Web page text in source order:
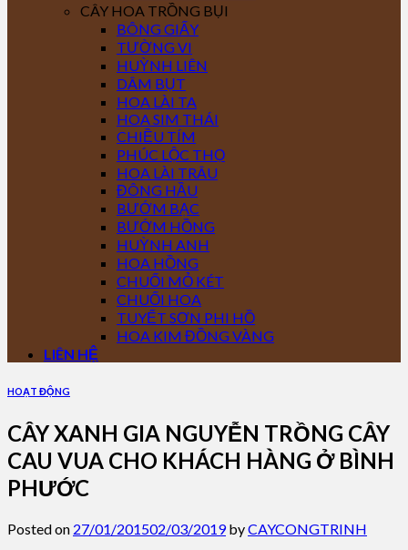
CÂY HOA TRỒNG BỤI
BÔNG GIẤY
TƯỜNG VI
HUỲNH LIÊN
DÂM BỤT
HOA LÀI TA
HOA SIM THÁI
CHIỀU TÍM
PHÚC LỘC THỌ
HOA LÀI TRÂU
ĐÔNG HẦU
BƯỚM BẠC
BƯỚM HỒNG
HUỲNH ANH
HOA HỒNG
CHUỐI MỎ KÉT
CHUỐI HOA
TUYẾT SƠN PHI HỒ
HOA KIM ĐỒNG VÀNG
LIÊN HỆ
HOẠT ĐỘNG
CÂY XANH GIA NGUYỄN TRỒNG CÂY
CAU VUA CHO KHÁCH HÀNG Ở BÌNH
PHƯỚC
Posted on 27/01/201502/03/2019byCAYCONGTRINH